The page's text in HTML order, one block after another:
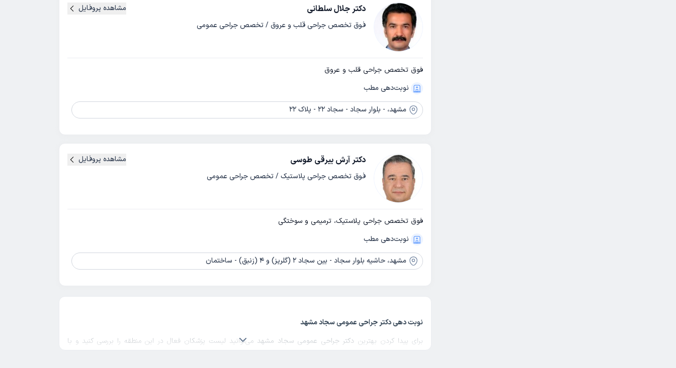
دکتر جلال سلطانی
فوق تخصص جراحی قلب و عروق / تخصص جراحی عمومی
مشاهده پروفایل
فوق تخصص جراحی قلب و عروق
نوبت‌دهی مطب
مشهد، - بلوار سجاد - سجاد 22 - پلاک 22
دکتر آرش بیرقی طوسی
فوق تخصص جراحی پلاستیک / تخصص جراحی عمومی
مشاهده پروفایل
فوق تخصص جراحی پلاستیک، ترمیمی و سوختگی
نوبت‌دهی مطب
مشهد، حاشیه بلوار سجاد - بین سجاد 2 (گلریز) و 4 (زنبق) - ساختمان
نوبت دهی دکتر جراحی عمومی سجاد مشهد
برای پیدا کردن بهترین دکتر جراحی عمومی سجاد مشهد می‌توانید لیست پزشکان فعال در این منطقه را بررسی کنید و با